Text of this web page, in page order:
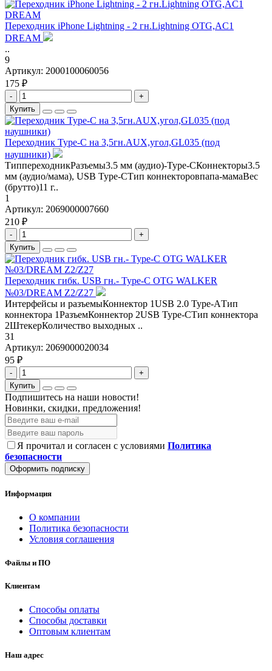
Переходник iPhone Lightning - 2 гн.Lightning OTG,AC1
DREAM
..
9
Артикул: 2000100060056
175 ₽
-
+
Купить
Переходник Type-C на 3,5гн.AUX,угол,GL035 (под
наушники)
ТиппереходникРазъемы3.5 мм (аудио)-Type-CКоннекторы3.5
мм (аудио/мама), USB Type-CТип коннекторовпапа-мамаВес
(брутто)11 г..
1
Артикул: 2069000007660
210 ₽
-
+
Купить
Переходник гибк. USB гн.- Type-C OTG WALKER
№03/DREAM Z2/Z27
Интерфейсы и разъемыКоннектор 1USB 2.0 Type-AТип
коннектора 1РазъемКоннектор 2USB Type-CТип коннектора
2ШтекерКоличество выходных ..
31
Артикул: 2069000020034
95 ₽
-
+
Купить
Подпишитесь на наши новости!
Новинки, скидки, предложения!
Я прочитал и согласен с условиями Политика
безопасности
Оформить подписку
Информация
О компании
Политика безопасности
Условия соглашения
Файлы и ПО
Клиентам
Способы оплаты
Способы доставки
Оптовым клиентам
Наш адрес